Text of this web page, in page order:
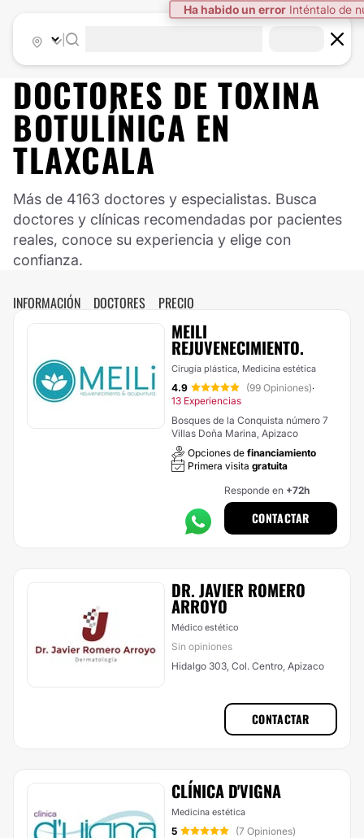
Ha habido un error Inténtalo de
DOCTORES DE TOXINA
BOTULÍNICA EN
TLAXCALA
Más de 4163 doctores y especialistas. Busca
doctores y clínicas recomendadas por pacientes
reales, conoce su experiencia y elige con
confianza.
INFORMACIÓN DOCTORES PRECIO
MEILI
REJUVENECIMIENTO.
Cirugía plástica, Medicina estética
4.9 (99 Opiniones)·
13 Experiencias
Bosques de la Conquista número 7
Villas Doña Marina, Apizaco
Opciones de financiamiento
Primera visita gratuita
Responde en +72h
CONTACTAR
DR. JAVIER ROMERO
ARROYO
Médico estético
Sin opiniones
Hidalgo 303, Col. Centro, Apizaco
CONTACTAR
CLÍNICA D'VIGNA
Medicina estética
5
(7 Opiniones)